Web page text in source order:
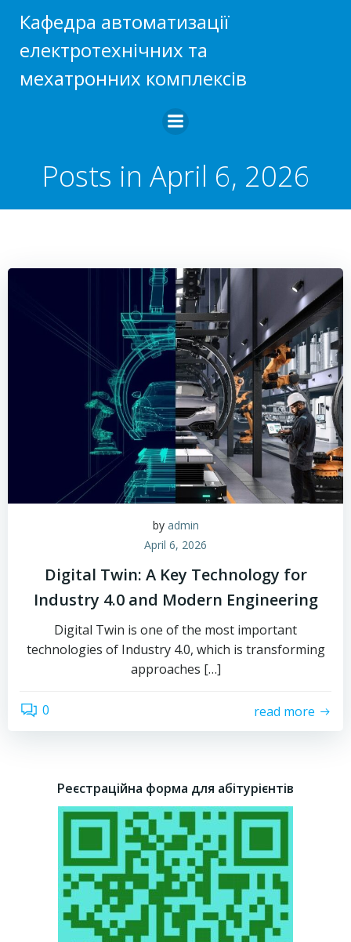
to
content
Кафедра автоматизації
електротехнічних та
мехатронних комплексів
Posts in April 6, 2026
by admin
April 6, 2026
Digital Twin: A Key Technology for
Industry 4.0 and Modern Engineering
Digital Twin is one of the most important
technologies of Industry 4.0, which is transforming
approaches […]
0 read more
Реєстраційна форма для абітурієнтів